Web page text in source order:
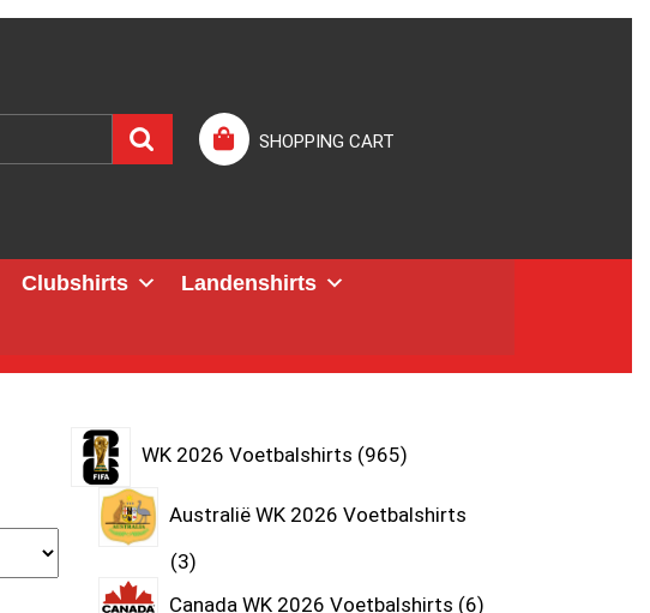
SHOPPING CART
Clubshirts
Landenshirts
WK 2026 Voetbalshirts 965
Australië WK 2026 Voetbalshirts
3
Canada WK 2026 Voetbalshirts 6